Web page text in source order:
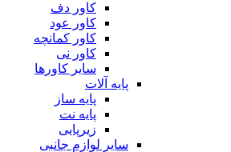
کاور دف
کاور عود
کاور کمانچه
کاور نی
سایر کاورها
پایه آلات
پایه ساز
پایه نت
زیرپایی
سایر لوازم جانبی